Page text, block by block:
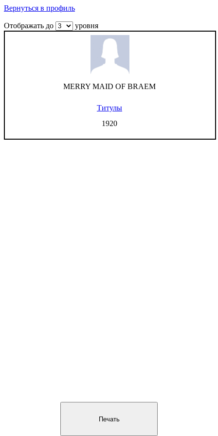
Вернуться в профиль
Отображать до уровня
MERRY MAID OF BRAEM
Титулы
1920
Печать